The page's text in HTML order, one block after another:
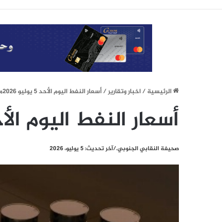
الرئيسيِة/اخبار وتقارير/أسعار النفط اليوم الأحد 5 يوليو 2026م
أسعار النفط اليوم الأحد 5
صحيفة النقابي الجنوبي./آخر تحديث: 5 يوليو، 2026